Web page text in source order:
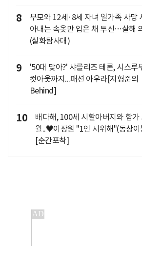
8
부모와 12세·8세 자녀 일가족 사망
아내는 속옷만 입은 채 투신…살해
(실화탐사대)
9
'50대 맞아?' 샤를리즈 테론, 시스루
컷아웃까지...패션 아우라[지형준의
Behind]
10
배다해, 100세 시할아버지와 합가
월..♥이장원 "1인 시위해"(동상이
[순간포착]